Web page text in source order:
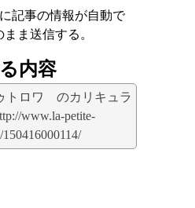
記事の情報が自動で
ま送信する。
内容
トロワ のカリキュラ
www.la-petite-